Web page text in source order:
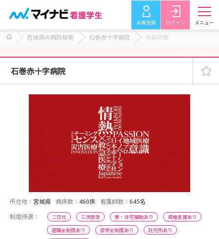
会員登録 ログイン メニュー
宮城県の病院検索 石巻赤十字病院 先輩詳細
石巻赤十字病院
所在地： 宮城県 病床数： 460床 看護師数： 645名
制度待遇：
二交代 三次救急 寮・住宅補助あり
資格支援あり
退職金制度あり
奨学金制度あり
託児所あり